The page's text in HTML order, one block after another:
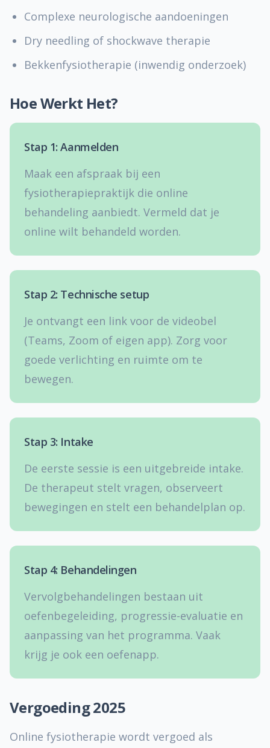
Complexe neurologische aandoeningen
Dry needling of shockwave therapie
Bekkenfysiotherapie (inwendig onderzoek)
Hoe Werkt Het?
Stap 1: Aanmelden
Maak een afspraak bij een
fysiotherapiepraktijk die online
behandeling aanbiedt. Vermeld dat je
online wilt behandeld worden.
Stap 2: Technische setup
Je ontvangt een link voor de videobel
(Teams, Zoom of eigen app). Zorg voor
goede verlichting en ruimte om te
bewegen.
Stap 3: Intake
De eerste sessie is een uitgebreide intake.
De therapeut stelt vragen, observeert
bewegingen en stelt een behandelplan op.
Stap 4: Behandelingen
Vervolgbehandelingen bestaan uit
oefenbegeleiding, progressie-evaluatie en
aanpassing van het programma. Vaak
krijg je ook een oefenapp.
Vergoeding 2025
Online fysiotherapie wordt vergoed als